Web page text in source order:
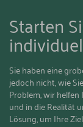
Starten
Sie haben eine
jedoch nicht, wie
Problem, wir
und in die Realität
Lösung, um Ihre